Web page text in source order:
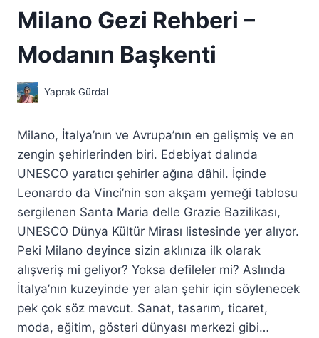
Milano Gezi Rehberi –
Modanın Başkenti
Yaprak Gürdal
Milano, İtalya’nın ve Avrupa’nın en gelişmiş ve en
zengin şehirlerinden biri. Edebiyat dalında
UNESCO yaratıcı şehirler ağına dâhil. İçinde
Leonardo da Vinci’nin son akşam yemeği tablosu
sergilenen Santa Maria delle Grazie Bazilikası,
UNESCO Dünya Kültür Mirası listesinde yer alıyor.
Peki Milano deyince sizin aklınıza ilk olarak
alışveriş mi geliyor? Yoksa defileler mi? Aslında
İtalya’nın kuzeyinde yer alan şehir için söylenecek
pek çok söz mevcut. Sanat, tasarım, ticaret,
moda, eğitim, gösteri dünyası merkezi gibi…